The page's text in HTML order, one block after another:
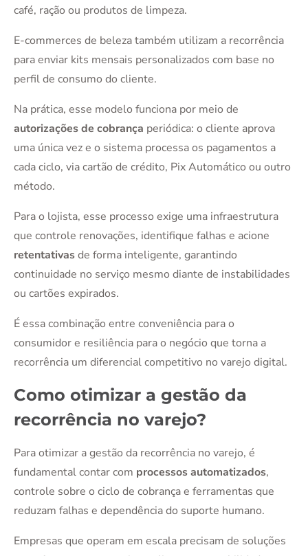
café, ração ou produtos de limpeza.
E-commerces de beleza também utilizam a recorrência
para enviar kits mensais personalizados com base no
perfil de consumo do cliente.
Na prática, esse modelo funciona por meio de
autorizações de cobrança periódica: o cliente aprova
uma única vez e o sistema processa os pagamentos a
cada ciclo, via cartão de crédito, Pix Automático ou outro
método.
Para o lojista, esse processo exige uma infraestrutura
que controle renovações, identifique falhas e acione
retentativasde forma inteligente, garantindo
continuidade no serviço mesmo diante de instabilidades
ou cartões expirados.
É essa combinação entre conveniência para o
consumidor e resiliência para o negócio que torna a
recorrência um diferencial competitivo no varejo digital.
Como otimizar a gestão da
recorrência no varejo?
Para otimizar a gestão da recorrência no varejo, é
fundamental contar com processos automatizados,
controle sobre o ciclo de cobrança e ferramentas que
reduzam falhas e dependência do suporte humano.
Empresas que operam em escala precisam de soluções